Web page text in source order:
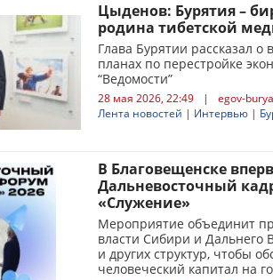
Цыденов: Бурятия –
родина тибетской
Глава Бурятии рассказал о
планах по перестройке
“Ведомости”
28 мая 2026, 22:49 |
egov-
Лента новостей | Интервью |
В Благовещенске
Дальневосточный
«Служение»
Мероприятие объединит
власти Сибири и Дальнего
и других структур, чтобы
человеческий капитал на